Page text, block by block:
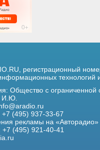
регистрационный
технологий
Общество с
И.Ю.
(495) 937-33-67
рекламы на «Авторадио»
(495) 921-40-41